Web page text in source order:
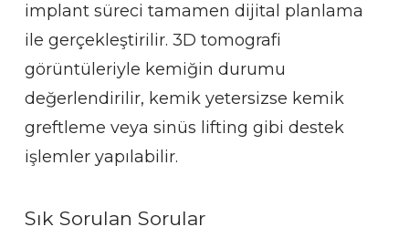
implant süreci tamamen dijital planlama
ile gerçekleştirilir. 3D tomografi
görüntüleriyle kemiğin durumu
değerlendirilir, kemik yetersizse kemik
greftleme veya sinüs lifting gibi destek
işlemler yapılabilir.
Sık Sorulan Sorular